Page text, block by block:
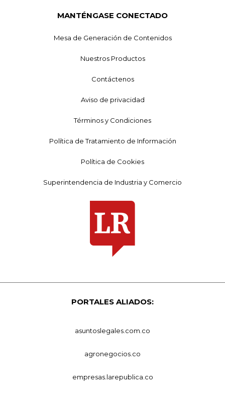
MANTÉNGASE CONECTADO
Mesa de Generación de Contenidos
Nuestros Productos
Contáctenos
Aviso de privacidad
Términos y Condiciones
Política de Tratamiento de Información
Política de Cookies
Superintendencia de Industria y Comercio
PORTALES ALIADOS:
asuntoslegales.com.co
agronegocios.co
empresas.larepublica.co